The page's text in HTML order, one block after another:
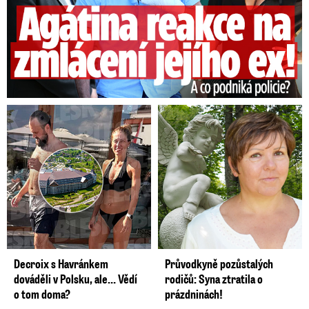
večer od západu a postupně bude ubývat
oblačnost. Nejnižší noční teploty o něco klesnou
na 13 až 9 °C, na severu a západě až k 7 °C.
Nejvyšší denní teploty hlásí ČHMÚ v rozmezí 19
Video se připravuje ...
Jak to vypadalo před finále poháru Slovácko -
Sparta
Zdroj: iSport.cz
Decroix s Havránkem
dováděli v Polsku, ale… Vědí
o tom doma?
Průvodkyně pozůstalých
rodičů: Syna ztratila o
prázdninách!